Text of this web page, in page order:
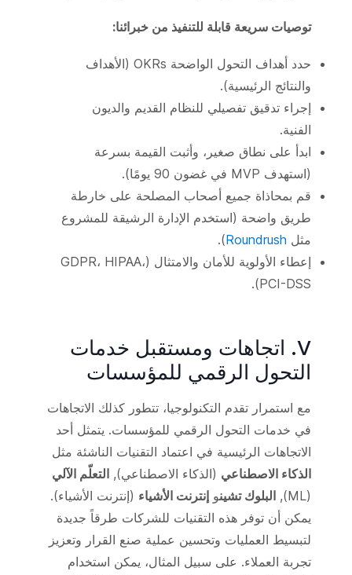
توصيات سريعة قابلة للتنفيذ من خبرائنا:
حدد أهداف التحول الواضحة OKRs (الأهداف
والنتائج الرئيسية).
إجراء تدقيق تفصيلي للنظام القديم والديون
الفنية.
ابدأ على نطاق صغير، وأثبت القيمة بسرعة
(استهدف MVP في غضون 90 يومًا).
قم بمحاذاة جميع أصحاب المصلحة على خارطة
طريق واضحة (استخدم الإدارة الرشيقة للمشروع
مثل Roundrush
).
إعطاء الأولوية للأمان والامتثال (GDPR، HIPAA،
PCI-DSS).
V. اتجاهات ومستقبل خدمات
التحول الرقمي للمؤسسات
مع استمرار تقدم التكنولوجيا، تتطور كذلك الاتجاهات
في خدمات التحول الرقمي للمؤسسات. يتمثل أحد
الاتجاهات الرئيسية في اعتماد التقنيات الناشئة مثل
الذكاء الاصطناعي (الذكاء الاصطناعي), التعلّم الآلي
(ML),
البلوك تشينوإنترنت الأشياء (إنترنت الأشياء).
يمكن أن توفر هذه التقنيات للشركات طرقاً جديدة
لتبسيط العمليات وتحسين عملية صنع القرار وتعزيز
تجربة العملاء. على سبيل المثال، يمكن استخدام